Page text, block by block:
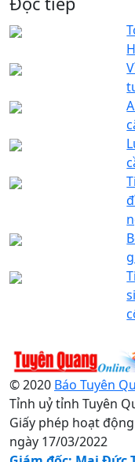
© 2020 Báo Tuyên
Tỉnh uỷ tỉnh Tuyên
Giấy phép hoạt
ngày 17/03/2022